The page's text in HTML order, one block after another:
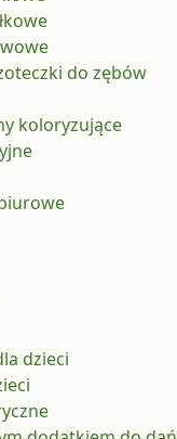
do zębów
koloryzujące
dzieci